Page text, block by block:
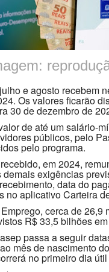
e agosto recebem
Os valores ficarão
30 de dezembro de
de até um salário-
públicos, pelo
pelo programa.
em 2024,
exigências
data do
aplicativo Carteira
cerca de
R$ 33,5 bilhões
passa a seguir
mês de nascimento
no primeiro dia